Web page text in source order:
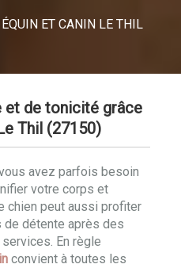
ET CANIN LE THIL
et de tonicité grâce
Thil (27150)
avez parfois besoin
votre corps et
chien peut aussi profiter
détente après des
En règle
convient à toutes les